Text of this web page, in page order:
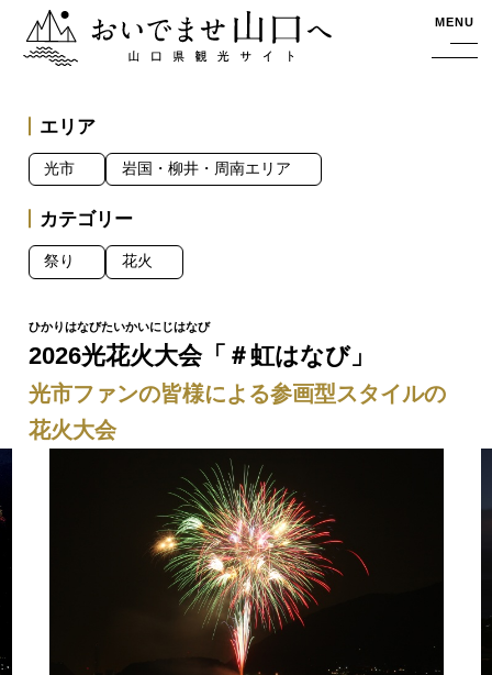
おいでませ山口へー山口県観光サイト MENU
2026光花火大会「＃虹はなび」
光市ファンの皆様による参画型スタイルの
花火大会
エリア
光市 岩国・柳井・周南エリア
カテゴリー
祭り 花火